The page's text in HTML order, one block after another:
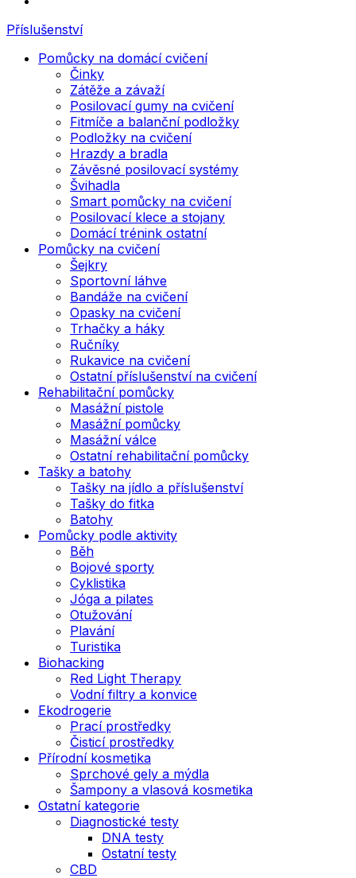
Příslušenství
Pomůcky na domácí cvičení
Činky
Zátěže a závaží
Posilovací gumy na cvičení
Fitmíče a balanční podložky
Podložky na cvičení
Hrazdy a bradla
Závěsné posilovací systémy
Švihadla
Smart pomůcky na cvičení
Posilovací klece a stojany
Domácí trénink ostatní
Pomůcky na cvičení
Šejkry
Sportovní láhve
Bandáže na cvičení
Opasky na cvičení
Trhačky a háky
Ručníky
Rukavice na cvičení
Ostatní příslušenství na cvičení
Rehabilitační pomůcky
Masážní pistole
Masážní pomůcky
Masážní válce
Ostatní rehabilitační pomůcky
Tašky a batohy
Tašky na jídlo a příslušenství
Tašky do fitka
Batohy
Pomůcky podle aktivity
Běh
Bojové sporty
Cyklistika
Jóga a pilates
Otužování
Plavání
Turistika
Biohacking
Red Light Therapy
Vodní filtry a konvice
Ekodrogerie
Prací prostředky
Čisticí prostředky
Přírodní kosmetika
Sprchové gely a mýdla
Šampony a vlasová kosmetika
Ostatní kategorie
Diagnostické testy
DNA testy
Ostatní testy
CBD